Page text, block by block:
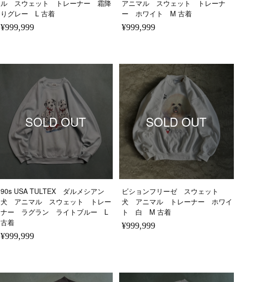
ル スウェット トレーナー 霜降
りグレー L 古着
¥999,999
アニマル スウェット トレーナ
ー ホワイト M 古着
¥999,999
SOLD OUT
90s USA TULTEX ダルメシアン
犬 アニマル スウェット トレー
ナー ラグラン ライトブルー L
古着
¥999,999
SOLD OUT
ビションフリーゼ スウェット
犬 アニマル トレーナー ホワイ
ト 白 M 古着
¥999,999